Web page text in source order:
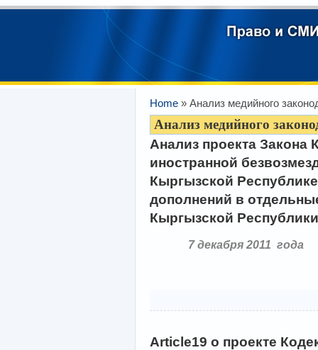
Home » Анализ медийного
Анализ медийного
Анализ проекта
иностранной
Кыргызской
дополнений в
Кыргызской
7 декабря 2011 года
Article19 о проекте